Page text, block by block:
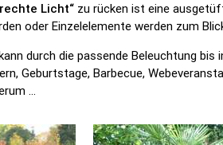
Licht“zu rücken ist eine
oder Einzelelemente werden zum
durch die passende Beleuchtung
Geburtstage, Barbecue,
...